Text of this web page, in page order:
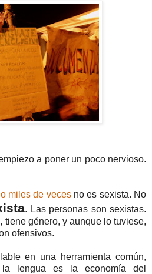
a poner un poco nervioso.
miles de vecesno es sexista. No
. Las personas son sexistas.
tiene género, y aunque lo tuviese,
ofensivos.
en una herramienta común,
la lengua es la economía del